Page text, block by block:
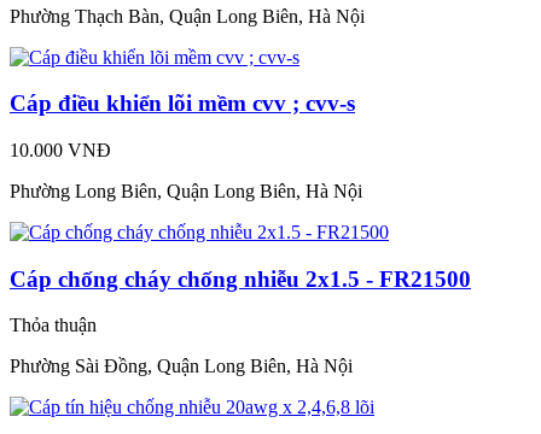
Phường Thạch Bàn, Quận Long Biên, Hà Nội
Cáp điều khiển lõi mềm cvv ; cvv-s
10.000 VNĐ
Phường Long Biên, Quận Long Biên, Hà Nội
Cáp chống cháy chống nhiễu 2x1.5 - FR21500
Thỏa thuận
Phường Sài Đồng, Quận Long Biên, Hà Nội